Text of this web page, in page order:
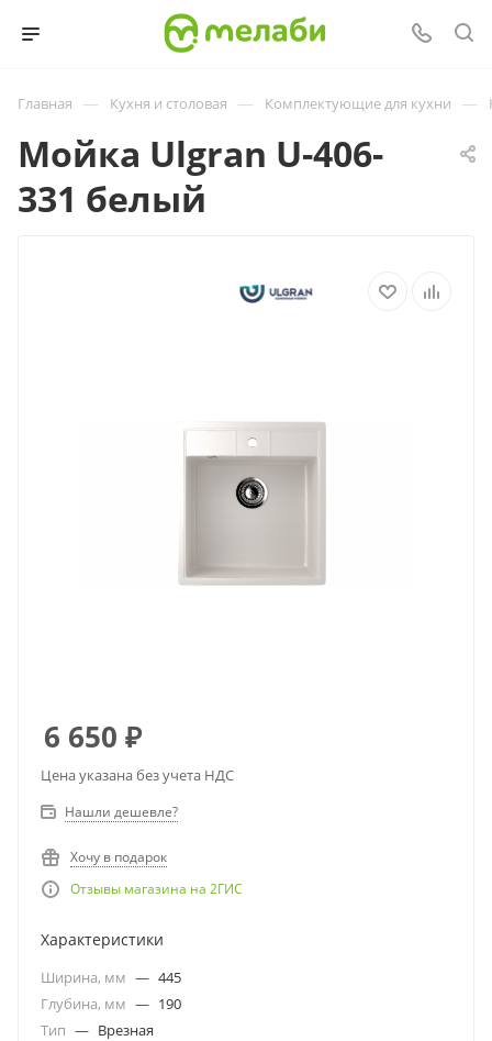
Главная — Кухня и столовая — Комплектующие для кухни —
Мойка Ulgran U-406-
331 белый
6 650 ₽
Цена указана без учета НДС
Нашли дешевле?
Хочу в подарок
Отзывы магазина на 2ГИС
Характеристики
Ширина, мм — 445
Глубина, мм — 190
Тип — Врезная